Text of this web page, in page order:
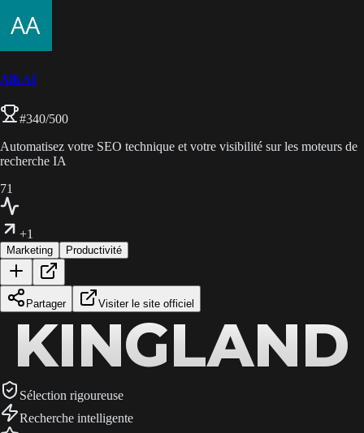
Alli AI
#340/500
Automatisez votre SEO technique et votre visibilité sur les moteurs de
recherche IA
71
+1
Marketing Productivité
Partager Visiter le site officiel
KINGLAND
KINGLAND
KINGLAND
Sélection rigoureuse
Recherche intelligente